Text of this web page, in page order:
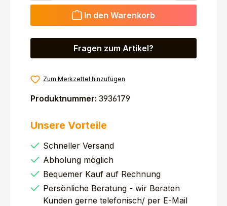
In den Warenkorb
Fragen zum Artikel?
Zum Merkzettel hinzufügen
Produktnummer: 3936179
Unsere Vorteile
Schneller Versand
Abholung möglich
Bequemer Kauf auf Rechnung
Persönliche Beratung - wir Beraten
Kunden gerne telefonisch/ per E-Mail